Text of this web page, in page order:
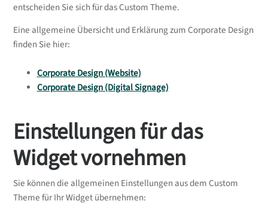
entscheiden Sie sich für das Custom Theme.
Eine allgemeine Übersicht und Erklärung zum Corporate Design
finden Sie hier:
Corporate Design (Website)
Corporate Design (Digital Signage)
Einstellungen für das
Widget vornehmen
Sie können die allgemeinen Einstellungen aus dem Custom
Theme für Ihr Widget übernehmen: